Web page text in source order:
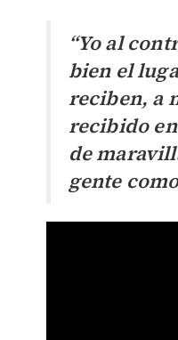
“Yo al
bien el
reciben, a
recibido
de
gente